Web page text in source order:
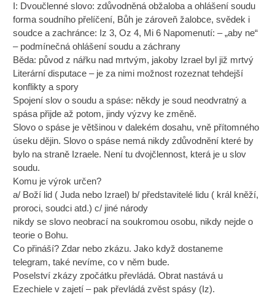
I: Dvoučlenné slovo: zdůvodněná obžaloba a ohlášení soudu
forma soudního přelíčení, Bůh je zároveň žalobce, svědek i
soudce a zachránce: Iz 3, Oz 4, Mi 6 Napomenutí: – „aby ne“
– podmínečná ohlášení soudu a záchrany
Běda: původ z nářku nad mrtvým, jakoby Izrael byl již mrtvý
Literární disputace – je za nimi možnost rozeznat tehdejší
konflikty a spory
Spojení slov o soudu a spáse: někdy je soud neodvratný a
spása přijde až potom, jindy výzvy ke změně.
Slovo o spáse je většinou v dalekém dosahu, vně přítomného
úseku dějin. Slovo o spáse nemá nikdy zdůvodnění které by
bylo na straně Izraele. Není tu dvojčlennost, která je u slov
soudu.
Komu je výrok určen?
a/ Boží lid ( Juda nebo Izrael) b/ představitelé lidu ( král kněží,
proroci, soudci atd.) c/ jiné národy
nikdy se slovo neobrací na soukromou osobu, nikdy nejde o
teorie o Bohu.
Co přináší? Zdar nebo zkázu. Jako když dostaneme
telegram, také nevíme, co v něm bude.
Poselství zkázy zpočátku převládá. Obrat nastává u
Ezechiele v zajetí – pak převládá zvěst spásy (Iz).